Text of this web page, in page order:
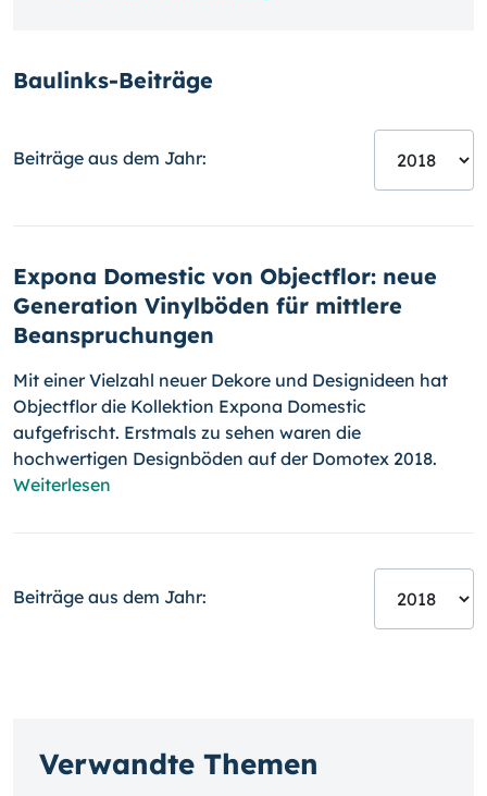
Baulinks-Beiträge
Beiträge aus dem Jahr:
Expona Domestic von Objectflor: neue
Generation Vinylböden für mittlere
Beanspruchungen
Mit einer Vielzahl neuer Dekore und Designideen hat
Objectflor die Kollektion Expona Domestic
aufgefrischt. Erstmals zu sehen waren die
hochwertigen Designböden auf der Domotex 2018.
Weiterlesen
Beiträge aus dem Jahr:
Verwandte Themen